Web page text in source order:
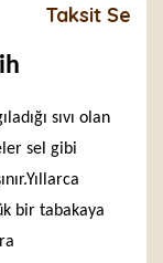
Taksit
sıvı olan
sel gibi
bir tabakaya